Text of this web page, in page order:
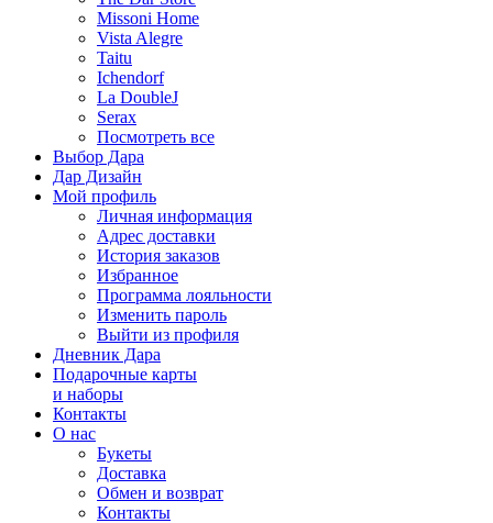
Missoni Home
Vista Alegre
Taitu
Ichendorf
La DoubleJ
Serax
Посмотреть все
Выбор Дара
Дар Дизайн
Мой профиль
Личная информация
Адрес доставки
История заказов
Избранное
Программа лояльности
Изменить пароль
Выйти из профиля
Дневник Дара
Подарочные карты
и наборы
Контакты
О нас
Букеты
Доставка
Обмен и возврат
Контакты